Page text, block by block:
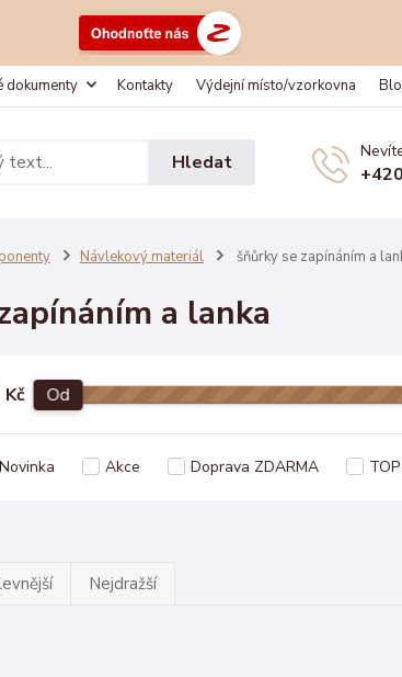
dokumenty Kontakty Výdejní místo/vzorkovna
Hledat
Návlekový materiál šňůrky se zapínáním a
a lanka
Kč Od
Novinka Akce Doprava ZDARMA
Nejdražší